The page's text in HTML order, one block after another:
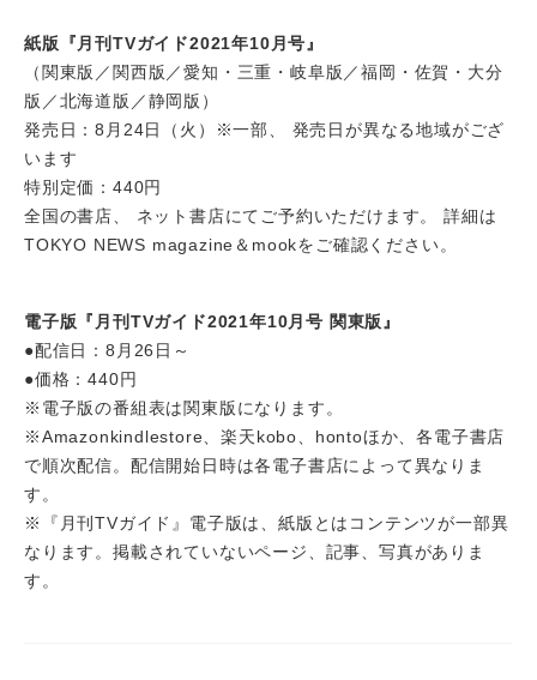
紙版『月刊TVガイド2021年10月号』
（関東版／関西版／愛知・三重・岐阜版／福岡・佐賀・大分
版／北海道版／静岡版）
発売日：8月24日（火）※一部、 発売日が異なる地域がござ
います
特別定価：440円
全国の書店、 ネット書店にてご予約いただけます。 詳細は
TOKYO NEWS magazine＆mookをご確認ください。
電子版『月刊TVガイド2021年10月号 関東版』
●配信日：8月26日～
●価格：440円
※電子版の番組表は関東版になります。
※Amazonkindlestore、楽天kobo、hontoほか、各電子書店
で順次配信。配信開始日時は各電子書店によって異なりま
す。
※『月刊TVガイド』電子版は、紙版とはコンテンツが一部異
なります。掲載されていないページ、記事、写真がありま
す。